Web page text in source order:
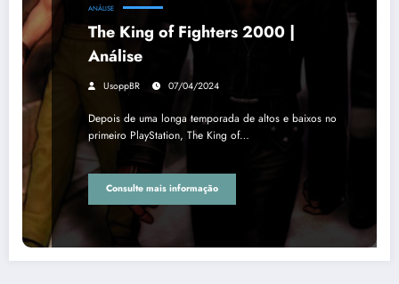
ANÁLISE
The King of Fighters 2000 |
Análise
UsoppBR 07/04/2024
Depois de uma longa temporada de altos e baixos no
primeiro PlayStation, The King of…
Consulte mais informação